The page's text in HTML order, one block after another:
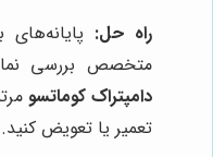
راه حل:
متخصص بررسی
دامپتراک کوماتسو
تعمیر یا تعویض کنید.